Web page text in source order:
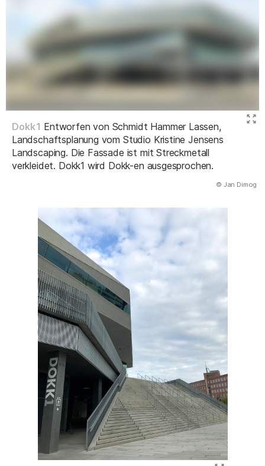
Dokk1 Entworfen von Schmidt Hammer Lassen,
Landschaftsplanung vom Studio Kristine Jensens
Landscaping. Die Fassade ist mit Streckmetall
verkleidet. Dokk1 wird Dokk-en ausgesprochen.
© Jan Dimog